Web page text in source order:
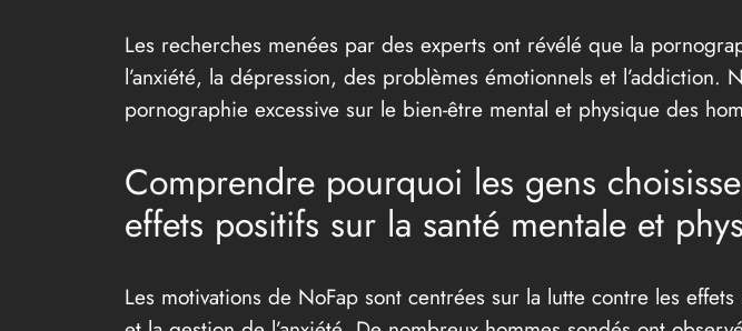
Les recherches menées par des experts ont révélé que la
l’anxiété, la dépression, des problèmes émotionnels et
pornographie excessive sur le bien-être mental et physique des
Comprendre pourquoi les gens
effets positifs sur la santé mentale et
Les motivations de NoFap sont centrées sur la lutte contre les